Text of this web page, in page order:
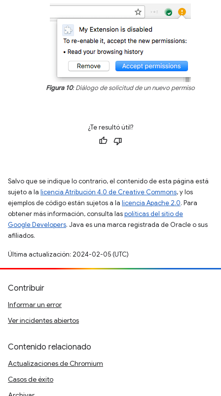
Figura 10: Diálogo de solicitud de un nuevo permiso
¿Te resultó útil?
Salvo que se indique lo contrario, el contenido de esta página está
sujeto a la licencia Atribución 4.0 de Creative Commons, y los
ejemplos de código están sujetos a la licencia Apache 2.0. Para
obtener más información, consulta laspolíticas del sitio de
Google Developers. Java es una marca registrada de Oracle o sus
afiliados.
Última actualización: 2024-02-05 (UTC)
Contribuir
Informar un error
Ver incidentes abiertos
Contenido relacionado
Actualizaciones de Chromium
Casos de éxito